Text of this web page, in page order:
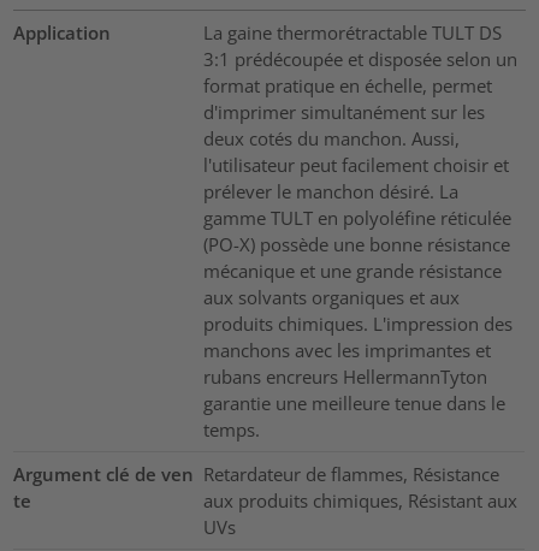
Application
La gaine thermorétractable TULT DS
3:1 prédécoupée et disposée selon un
format pratique en échelle, permet
d'imprimer simultanément sur les
deux cotés du manchon. Aussi,
l'utilisateur peut facilement choisir et
prélever le manchon désiré. La
gamme TULT en polyoléfine réticulée
(PO-X) possède une bonne résistance
mécanique et une grande résistance
aux solvants organiques et aux
produits chimiques. L'impression des
manchons avec les imprimantes et
rubans encreurs HellermannTyton
garantie une meilleure tenue dans le
temps.
Argument clé de ven
te
Retardateur de flammes, Résistance
aux produits chimiques, Résistant aux
UVs